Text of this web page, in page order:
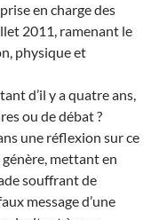
en charge des
2011, ramenant le
physique et
d’il y a quatre ans,
ou de débat ?
une réflexion sur ce
génère, mettant en
souffrant de
message d’une